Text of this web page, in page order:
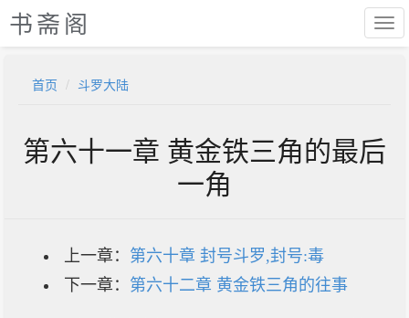
书斋阁
首页 斗罗大陆
第六十一章 黄金铁三角的最后
一角
上一章： 第六十章 封号斗罗,封号:毒
下一章： 第六十二章 黄金铁三角的往事